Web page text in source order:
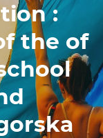
:
the of